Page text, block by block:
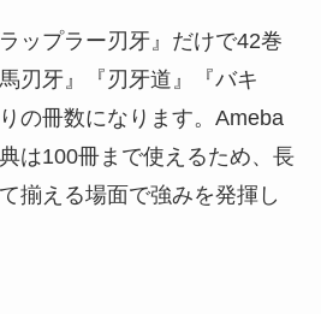
ップラー刃牙』だけで42巻
刃牙』『刃牙道』『バキ
の冊数になります。Ameba
は100冊まで使えるため、長
揃える場面で強みを発揮し